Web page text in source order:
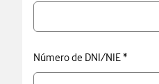
Número de DNI/NIE *